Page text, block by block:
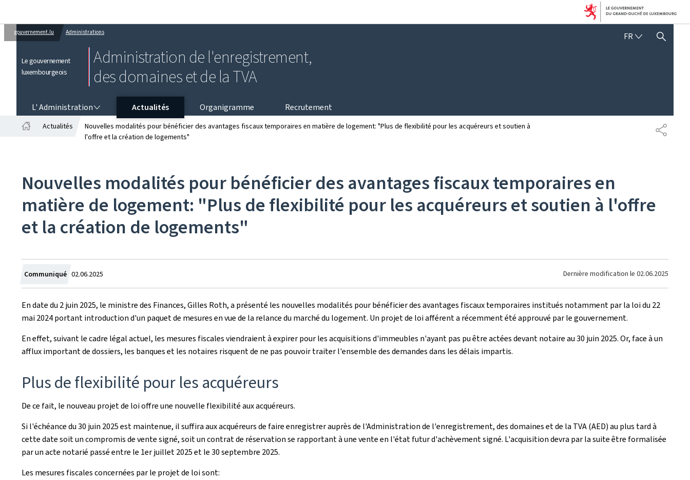
gouvernement.lu Administrations
Le gouvernement
luxembourgeois
Administration de l'enregistrement,
des domaines et de la TVA
FRFRANÇAIS
AFFICHER / MASQUER
L' Administration Actualités Organigramme
Recrutement
Actualités
Nouvelles modalités pour bénéficier des avantages fiscaux temporaires en matière de logement: "Plus de flexibilité pour les acquéreurs et soutien à
l'offre et la création de logements"
Nouvelles modalités pour bénéficier des avantages fiscaux temporaires en
matière de logement: "Plus de flexibilité pour les acquéreurs et soutien à l'offre
et la création de logements"
Communiqué Crée
le
02.06.2025 Dernière modification le 02.06.2025
En date du 2 juin 2025, le ministre des Finances, Gilles Roth, a présenté les nouvelles modalités pour bénéficier des avantages fiscaux temporaires institués notamment par la loi du 22
mai 2024 portant introduction d'un paquet de mesures en vue de la relance du marché du logement. Un projet de loi afférent a récemment été approuvé par le gouvernement.
En effet, suivant le cadre légal actuel, les mesures fiscales viendraient à expirer pour les acquisitions d'immeubles n'ayant pas pu être actées devant notaire au 30 juin 2025. Or, face à un
afflux important de dossiers, les banques et les notaires risquent de ne pas pouvoir traiter l'ensemble des demandes dans les délais impartis.
Plus de flexibilité pour les acquéreurs
De ce fait, le nouveau projet de loi offre une nouvelle flexibilité aux acquéreurs.
Si l'échéance du 30 juin 2025 est maintenue, il suffira aux acquéreurs de faire enregistrer auprès de l'Administration de l'enregistrement, des domaines et de la TVA (AED) au plus tard à
cette date soit un compromis de vente signé, soit un contrat de réservation se rapportant à une vente en l'état futur d'achèvement signé. L'acquisition devra par la suite être formalisée
par un acte notarié passé entre le 1er juillet 2025 et le 30 septembre 2025.
Les mesures fiscales concernées par le projet de loi sont: